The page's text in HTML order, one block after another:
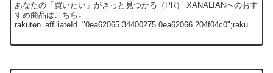
あなたの「買いたい」がきっと見つかる（PR） XANALIANへのおす
すめ商品はこちら↓
rakuten_affiliateId="0ea62065.34400275.0ea62066.204f04c0";rakute